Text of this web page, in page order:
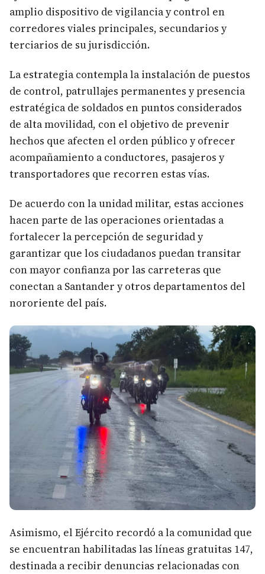
amplio dispositivo de vigilancia y control en
corredores viales principales, secundarios y
terciarios de su jurisdicción.
La estrategia contempla la instalación de puestos
de control, patrullajes permanentes y presencia
estratégica de soldados en puntos considerados
de alta movilidad, con el objetivo de prevenir
hechos que afecten el orden público y ofrecer
acompañamiento a conductores, pasajeros y
transportadores que recorren estas vías.
De acuerdo con la unidad militar, estas acciones
hacen parte de las operaciones orientadas a
fortalecer la percepción de seguridad y
garantizar que los ciudadanos puedan transitar
con mayor confianza por las carreteras que
conectan a Santander y otros departamentos del
nororiente del país.
Asimismo, el Ejército recordó a la comunidad que
se encuentran habilitadas las líneas gratuitas 147,
destinada a recibir denuncias relacionadas con